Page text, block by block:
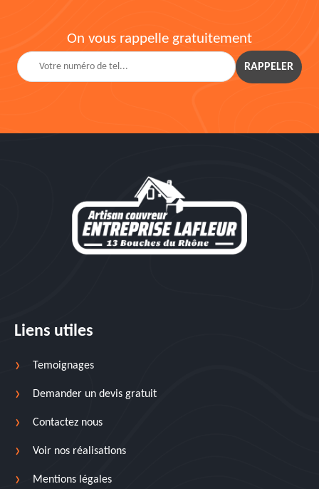
On vous rappelle gratuitement
Liens utiles
Temoignages
Demander un devis gratuit
Contactez nous
Voir nos réalisations
Mentions légales